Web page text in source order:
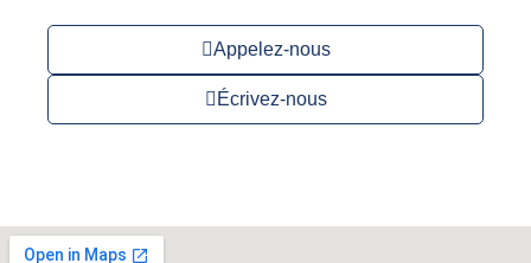
Appelez-nous
Écrivez-nous